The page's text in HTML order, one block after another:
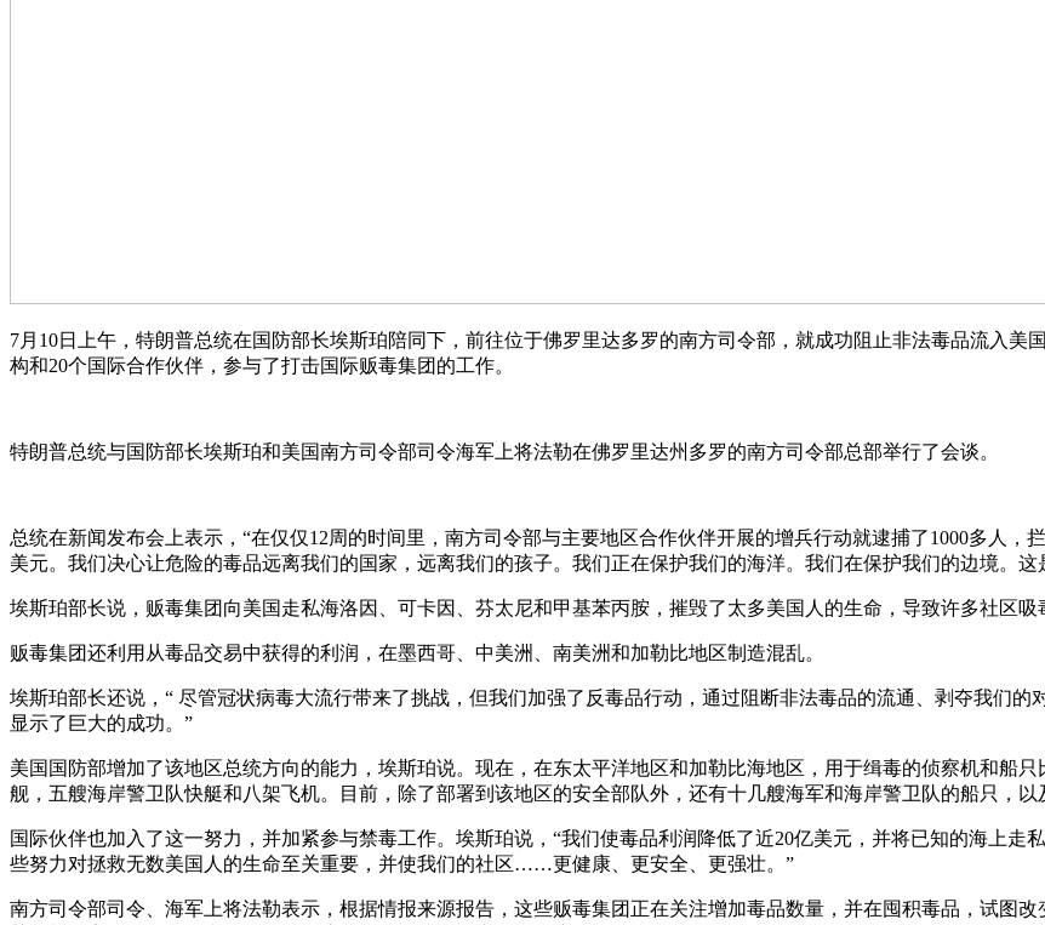
7月10日上午，特朗普总统在国防部长埃斯珀陪同下，前往位于佛罗里达多罗的南方司令部，就成功阻止非法毒品流入
构和20个国际合作伙伴，参与了打击国际贩毒集团的工作。
特朗普总统与国防部长埃斯珀和美国南方司令部司令海军上将法勒在佛罗里达州多罗的南方司令部总部举行了会谈。
总统在新闻发布会上表示，“在仅仅12周的时间里，南方司令部与主要地区合作伙伴开展的增兵行动就逮捕了1000多人，
美元。我们决心让危险的毒品远离我们的国家，远离我们的孩子。我们正在保护我们的海洋。我们在保护我们的边境。
埃斯珀部长说，贩毒集团向美国走私海洛因、可卡因、芬太尼和甲基苯丙胺，摧毁了太多美国人的生命，导致许多社区吸
贩毒集团还利用从毒品交易中获得的利润，在墨西哥、中美洲、南美洲和加勒比地区制造混乱。
埃斯珀部长还说，“ 尽管冠状病毒大流行带来了挑战，但我们加强了反毒品行动，通过阻断非法毒品的流通、剥夺我们
显示了巨大的成功。”
美国国防部增加了该地区总统方向的能力，埃斯珀说。现在，在东太平洋地区和加勒比海地区，用于缉毒的侦察机和船
舰，五艘海岸警卫队快艇和八架飞机。目前，除了部署到该地区的安全部队外，还有十几艘海军和海岸警卫队的船只，
国际伙伴也加入了这一努力，并加紧参与禁毒工作。埃斯珀说，“我们使毒品利润降低了近20亿美元，并将已知的海上走
些努力对拯救无数美国人的生命至关重要，并使我们的社区……更健康、更安全、更强壮。”
南方司令部司令、海军上将法勒表示，根据情报来源报告，这些贩毒集团正在关注增加毒品数量，并在囤积毒品，试图